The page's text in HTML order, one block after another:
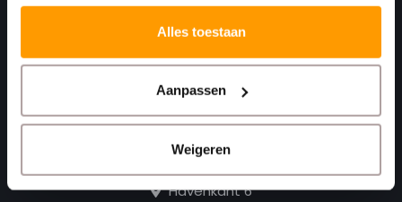
Alles toestaan
Aanpassen
Weigeren
Print. Plak. Klaar. Met een partner die met je
meedenkt.
Havenkant 6